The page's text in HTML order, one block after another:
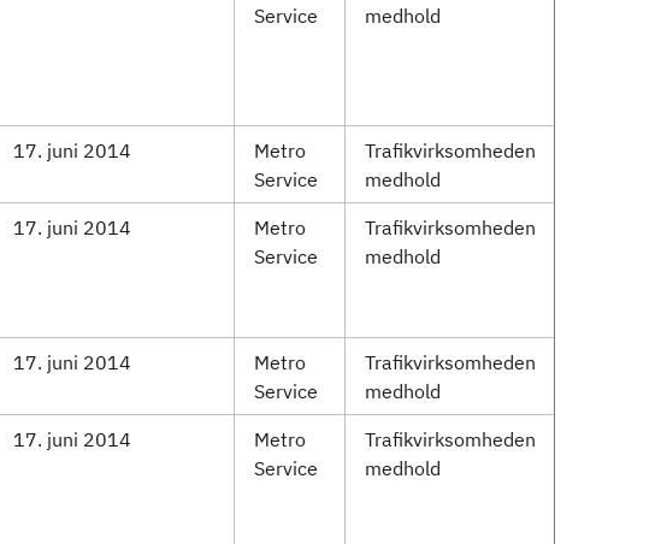
Service
medhold
17. juni 2014
Metro
Service
Trafikvirksomheden
medhold
17. juni 2014
Metro
Service
Trafikvirksomheden
medhold
17. juni 2014
Metro
Service
Trafikvirksomheden
medhold
17. juni 2014
Metro
Service
Trafikvirksomheden
medhold